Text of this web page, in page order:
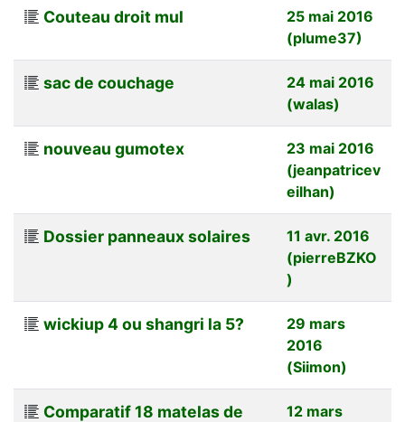
Couteau droit mul
25 mai 2016
(plume37)
sac de couchage
24 mai 2016
(walas)
nouveau gumotex
23 mai 2016
(jeanpatricev
eilhan)
Dossier panneaux solaires
11 avr. 2016
(pierreBZKO
)
wickiup 4 ou shangri la 5?
29 mars
2016
(Siimon)
Comparatif 18 matelas de
12 mars